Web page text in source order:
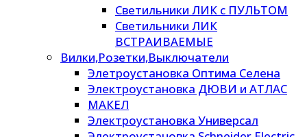
Светильники ЛИК с ПУЛЬТОМ
Светильники ЛИК
ВСТРАИВАЕМЫЕ
Вилки,Розетки,Выключатели
Элетроустановка Оптима Селена
Электроустановка ДЮВИ и АТЛАС
МАКЕЛ
Электроустановка Универсал